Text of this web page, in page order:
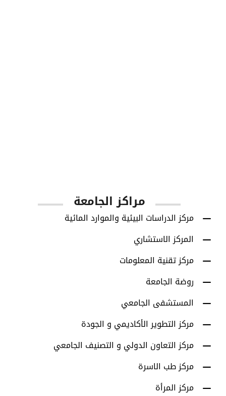
مراكز الجامعة
مركز الدراسات البيئية والموارد المائية
المركز الاستشاري
مركز تقنية المعلومات
روضة الجامعة
المستشفى الجامعي
مركز التطوير الأكاديمي و الجودة
مركز التعاون الدولي و التصنيف الجامعي
مركز طب الاسرة
مركز المرأة